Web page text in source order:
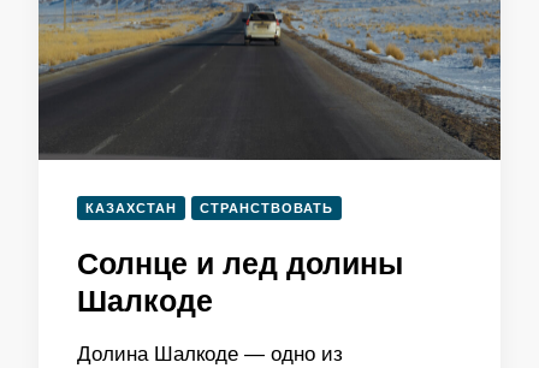
КАЗАХСТАН СТРАНСТВОВАТЬ
Солнце и лед долины
Шалкоде
Долина Шалкоде — одно из